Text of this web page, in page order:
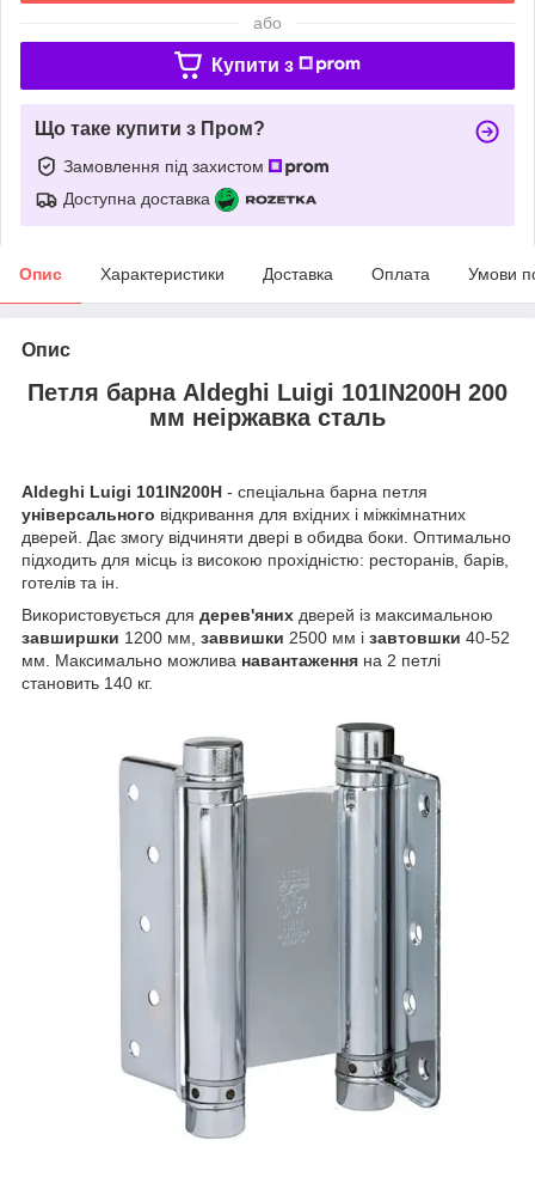
або
Купити з
Що таке купити з Пром?
Замовлення під захистом
Доступна доставка
Опис Характеристики Доставка Оплата Умови
Опис
Петля барна Aldeghi Luigi 101IN200H 200
мм неіржавка сталь
Aldeghi Luigi 101IN200H - спеціальна барна петля
універсального відкривання для вхідних і міжкімнатних
дверей. Дає змогу відчиняти двері в обидва боки. Оптимально
підходить для місць із високою прохідністю: ресторанів, барів,
готелів та ін.
Використовується для дерев'яних дверей із максимальною
завширшки 1200 мм, заввишки 2500 мм і завтовшки 40-52
мм. Максимально можлива навантаження на 2 петлі
становить 140 кг.